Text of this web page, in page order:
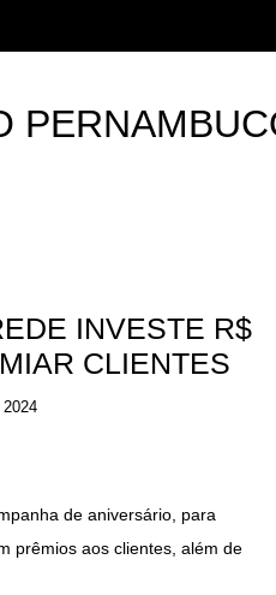
INVESTE R$
CLIENTES
de aniversário, para
prêmios aos clientes, além de